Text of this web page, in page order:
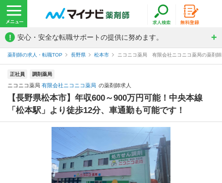
! 安心・安全な転職サポートの提供に努めます。
薬剤師の求人・転職TOP 長野県 松本市 ニコニコ薬局 有限会社ニコニコ薬局の薬剤
正社員 調剤薬局
ニコニコ薬局 有限会社ニコニコ薬局 の薬剤師求人
【長野県松本市】年収600～900万円可能！中央本線
「松本駅」より徒歩12分、車通勤も可能です！